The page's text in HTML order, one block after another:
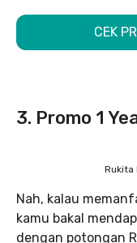
CEK
3. Promo 1
Rukita
Nah, kalau
kamu bakal
dengan potongan